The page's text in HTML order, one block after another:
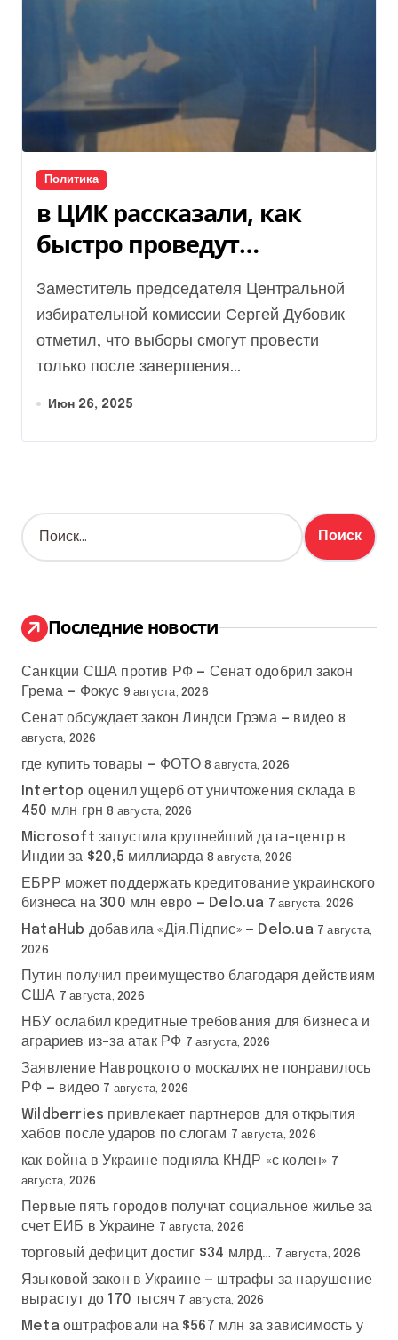
Политика
в ЦИК рассказали, как
быстро проведут
голосование после
завершения войны —
видео
Заместитель председателя Центральной
избирательной комиссии Сергей Дубовик
отметил, что выборы смогут провести
только после завершения...
Июн 26, 2025
Н
а
:
Последние новости
Санкции США против РФ — Сенат одобрил закон
Грема — Фокус 9 августа, 2026
Сенат обсуждает закон Линдси Грэма — видео 8
августа, 2026
где купить товары — ФОТО 8 августа, 2026
Intertop оценил ущерб от уничтожения склада в
450 млн грн 8 августа, 2026
Microsoft запустила крупнейший дата-центр в
Индии за $20,5 миллиарда 8 августа, 2026
ЕБРР может поддержать кредитование украинского
бизнеса на 300 млн евро — Delo.ua 7 августа, 2026
HataHub добавила «Дія.Підпис» — Delo.ua 7 августа,
2026
Путин получил преимущество благодаря действиям
США 7 августа, 2026
НБУ ослабил кредитные требования для бизнеса и
аграриев из-за атак РФ 7 августа, 2026
Заявление Навроцкого о москалях не понравилось
РФ — видео 7 августа, 2026
Wildberries привлекает партнеров для открытия
хабов после ударов по слогам 7 августа, 2026
как война в Украине подняла КНДР «с колен» 7
августа, 2026
Первые пять городов получат социальное жилье за
счет ЕИБ в Украине 7 августа, 2026
торговый дефицит достиг $34 млрд… 7 августа, 2026
Языковой закон в Украине — штрафы за нарушение
вырастут до 170 тысяч 7 августа, 2026
Meta оштрафовали на $567 млн за зависимость у